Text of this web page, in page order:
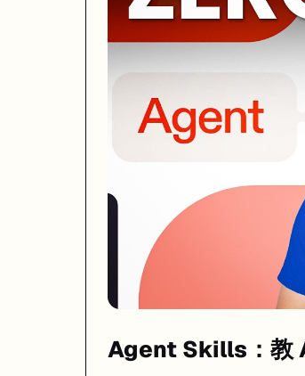
打开方法：在文件管理器里开启 "Show Hidden Files"
description: 后端 API 的代码风格和安全要求
- 所有 API response 用 { code, data,
- HTTP 状态码严格遵循 RESTful 规范
- 所有用户输入必须做 sanitize
- SQL 查询必须用参数化查询，禁止字符串拼接
- 敏感数据（密码、token）禁止出现在日志里
- 路由用 Express，不要用 Fastify
Agent Skills：教